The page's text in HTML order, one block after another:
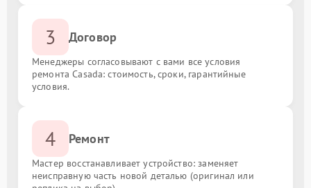
3 Договор
Менеджеры согласовывают с вами все условия
ремонта Casada: стоимость, сроки, гарантийные
условия.
4 Ремонт
Мастер восстанавливает устройство: заменяет
неисправную часть новой деталью (оригинал или